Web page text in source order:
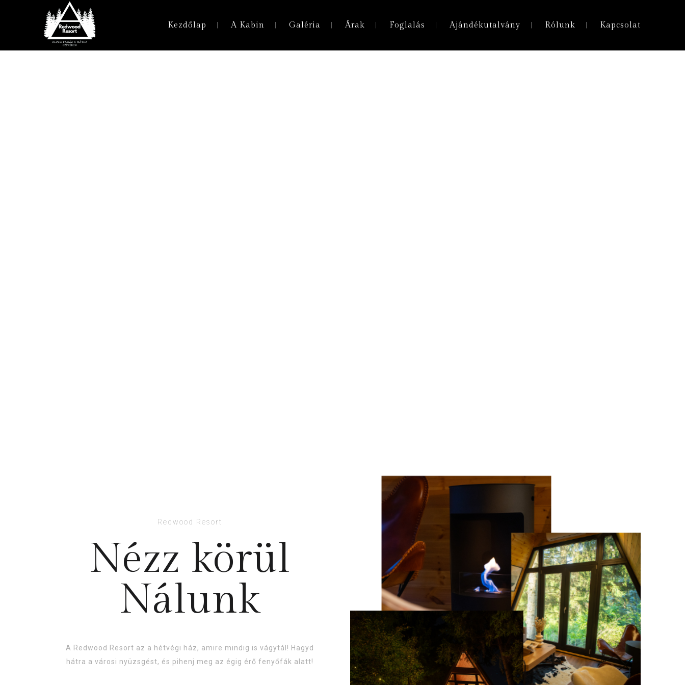
Kezdőlap A Kabin Galéria Árak Foglalás Ajándékutalvány Rólunk Kapcsolat
Redwood Resort
Nézz körül
Nálunk
A Redwood Resort az a hétvégi ház, amire mindig is vágytál! Hagyd
hátra a városi nyüzsgést, és pihenj meg az égig érő fenyőfák alatt!